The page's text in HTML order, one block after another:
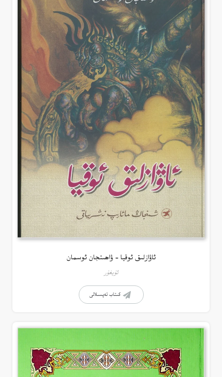
ئاۋازلىق ئوقيا – ۋاھىتجان ئوسمان
ئۇيغۇر
كىتاب تەپسىلاتى